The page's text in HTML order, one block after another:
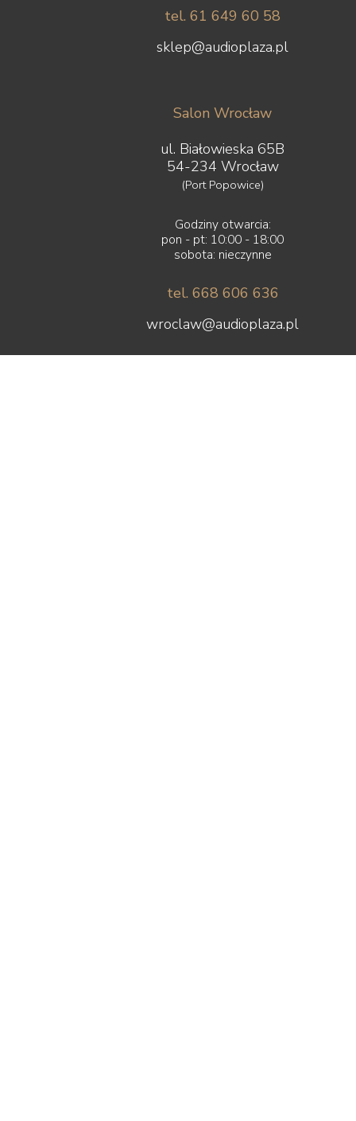
tel. 61 649 60 58
sklep@audioplaza.pl
Salon Wrocław
ul. Białowieska 65B
54-234 Wrocław
(Port Popowice)
Godziny otwarcia:
pon - pt: 10:00 - 18:00
sobota: nieczynne
tel. 668 606 636
wroclaw@audioplaza.pl